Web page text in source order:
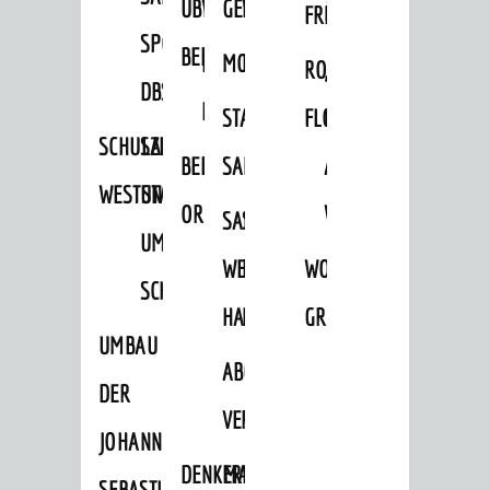
SPORTHALLE
DBS
SCHULZENTRUM
WESTSTADT
SANIERUNG-
UND
UMBAUMASSNAHME S
CHLOSS
UMBAU
DER
JOHANN-
ÜBER
BEBAUUNGSPLÄNE
VERFAHREN
BEBAUUNGSPLÄNE
KERNSTADT
BEBAUUNGSPLÄNE
ORTSTEILE
EINZELHANDELSKONZEPT
MOBILFUNKKONZEPT
LÄRMAKTIONSPLAN
STADTERNEUERUNG/-
SANIERUNG
SANIERUNG
WESTLICH
HAUPTBAHNHOF
SANIERUNGSGEBIET
HILDEBRANDSCHE
MÜHLE
ABGESCHLOSSENE
VERFAHREN
DENKMALSCHUTZ
ERHALTUNGSSATZUNGEN
FRÜHLING
HERBST
RODENSTEINER
FLOHMARKT
„WOINEM
LIVE“
AM
WINDECKPLATZ
WOCHENMARKT
GROOVE